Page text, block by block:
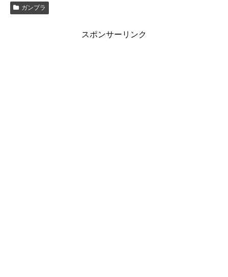
ガンプラ
スポンサーリンク